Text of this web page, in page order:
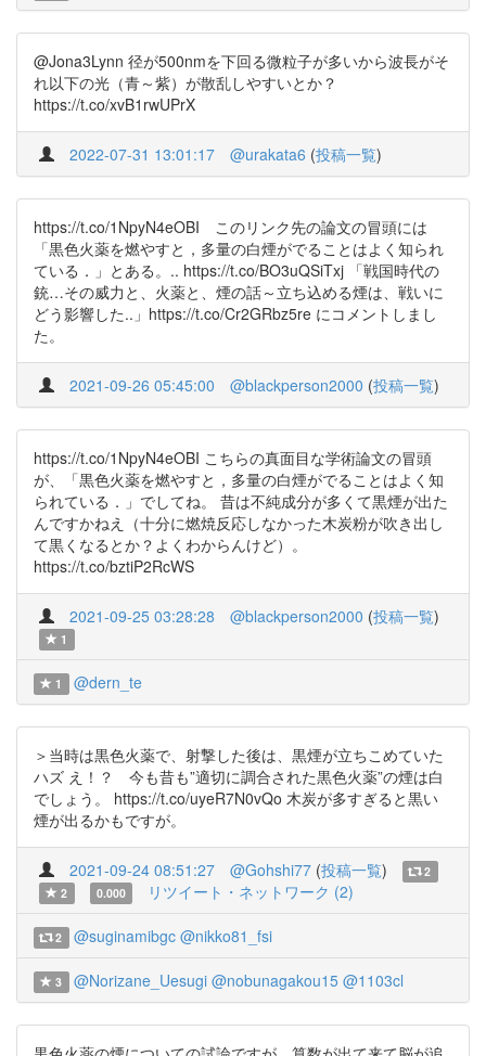
@Jona3Lynn 径が500nmを下回る微粒子が多いから波長がそ
れ以下の光（青～紫）が散乱しやすいとか？
https://t.co/xvB1rwUPrX
2022-07-31 13:01:17 @urakata6 (投稿一覧)
https://t.co/1NpyN4eOBI このリンク先の論文の冒頭には
「黒色火薬を燃やすと，多量の白煙がでることはよく知られ
ている．」とある。.. https://t.co/BO3uQSiTxj 「戦国時代の
銃…その威力と、火薬と、煙の話～立ち込める煙は、戦いに
どう影響した..」https://t.co/Cr2GRbz5re にコメントしまし
た。
2021-09-26 05:45:00 @blackperson2000 (投稿一覧)
https://t.co/1NpyN4eOBI こちらの真面目な学術論文の冒頭
が、「黒色火薬を燃やすと，多量の白煙がでることはよく知
られている．」でしてね。 昔は不純成分が多くて黒煙が出た
んですかねえ（十分に燃焼反応しなかった木炭粉が吹き出し
て黒くなるとか？よくわからんけど）。
https://t.co/bztiP2RcWS
2021-09-25 03:28:28 @blackperson2000 (投稿一覧)
1
1 @dern_te
＞当時は黒色火薬で、射撃した後は、黒煙が立ちこめていた
ハズ え！？ 今も昔も”適切に調合された黒色火薬”の煙は白
でしょう。 https://t.co/uyeR7N0vQo 木炭が多すぎると黒い
煙が出るかもですが。
2021-09-24 08:51:27 @Gohshi77 (投稿一覧)
2
2
0.000 リツイート・ネットワーク (2)
2 @suginamibgc @nikko81_fsi
3 @Norizane_Uesugi @nobunagakou15 @1103cl